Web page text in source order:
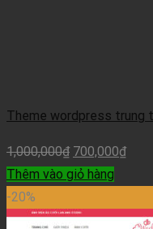
Theme wordpress trung
1,000,000₫ 700,000₫
Thêm vào giỏ hàng
-20%